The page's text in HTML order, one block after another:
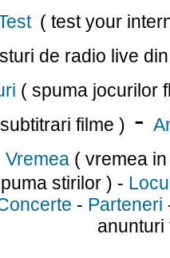
( test your
de radio live
( spuma jocurilor
filme ) -
Vremea ( vremea
stirilor ) -
- Parteneri
anunturi